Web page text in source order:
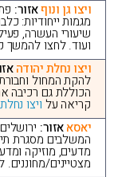
ויצו גן ונוףאזור:
מגמות ייחודיות:
שיעורי העשרה,
ועוד. לחצו להמשך
ויצו נחלת יהודה
להקת המחול
הכוללת גם רכיבה
קריאה על ויצו
יאסאאזור:
המשלבים מסגרת
מדעים, מוזיקה
מצטיינים/